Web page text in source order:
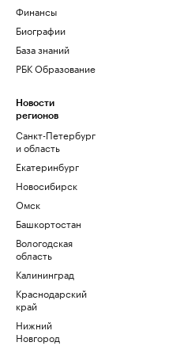
Финансы
Биографии
База знаний
РБК Образование
Новости
регионов
Санкт-Петербург
и область
Екатеринбург
Новосибирск
Омск
Башкортостан
Вологодская
область
Калининград
Краснодарский
край
Нижний
Новгород